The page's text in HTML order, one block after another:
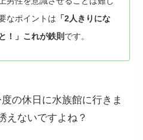
なポイントは 「2人きりにな
！」これが鉄則 です。
の休日に水族館に行きま
えないですよね？